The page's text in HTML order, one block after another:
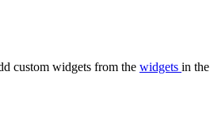
custom widgets from the widgets in